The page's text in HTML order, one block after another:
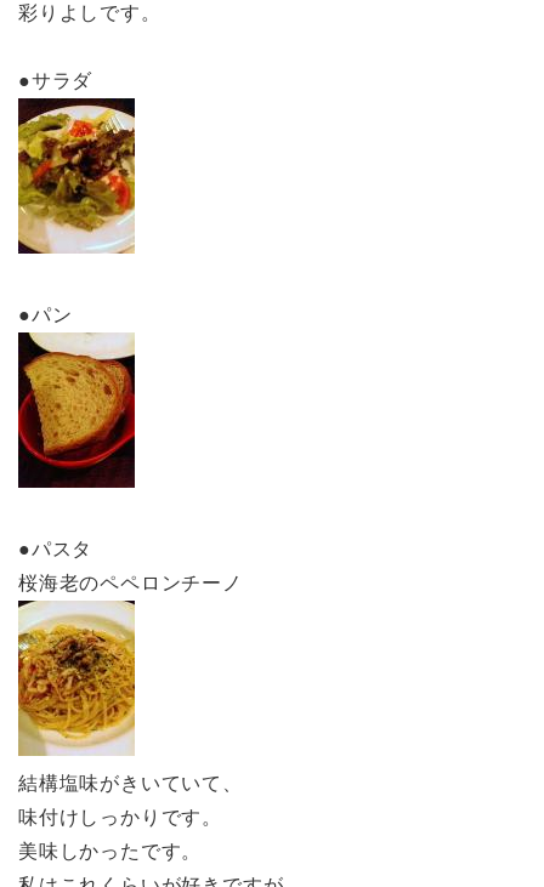
彩りよしです。
●サラダ
●パン
●パスタ
桜海老のペペロンチーノ
結構塩味がきいていて、
味付けしっかりです。
美味しかったです。